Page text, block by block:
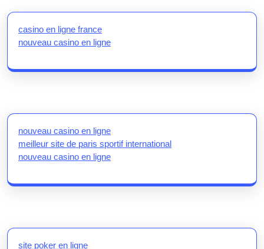
casino en ligne france
nouveau casino en ligne
nouveau casino en ligne
meilleur site de paris sportif international
nouveau casino en ligne
site poker en ligne